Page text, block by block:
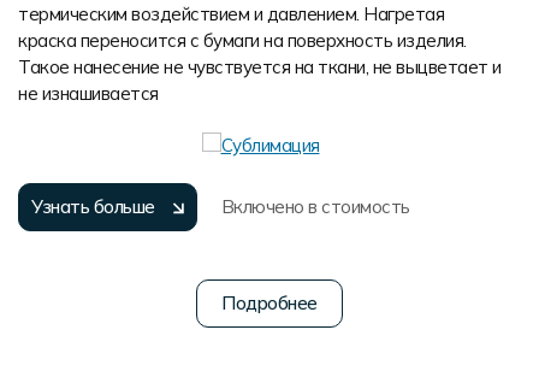
термическим воздействием и давлением. Нагретая
краска переносится с бумаги на поверхность изделия.
Такое нанесение не чувствуется на ткани, не выцветает и
не изнашивается
Узнать больше Включено в стоимость